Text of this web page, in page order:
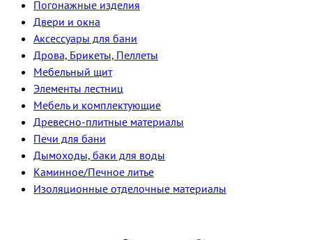
Погонажные изделия
Двери и окна
Аксессуары для бани
Дрова, Брикеты, Пеллеты
Мебельный щит
Элементы лестниц
Мебель и комплектующие
Древесно-плитные материалы
Печи для бани
Дымоходы, баки для воды
Каминное/Печное литье
Изоляционные отделочные материалы